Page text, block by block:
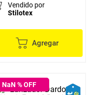
Vendido por
Stilotex
Agregar
NaN % OFF